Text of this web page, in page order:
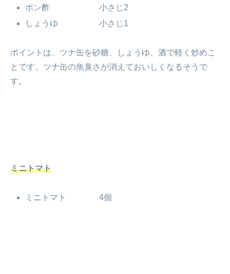
ポン酢 小さじ2
しょうゆ 小さじ1
ポイントは、ツナ缶を砂糖、しょうゆ、酒で軽く炒めこ
とです。ツナ缶の魚臭さが消えておいしくなるそうで
す。
ミニトマト
ミニトマト 4個